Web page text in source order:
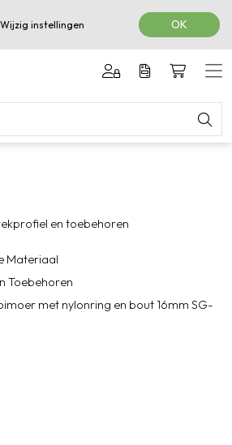
en toebehoren
Materiaal
Toebehoren
met nylonring en bout 16mm SG-
Wijzig instellingen OK